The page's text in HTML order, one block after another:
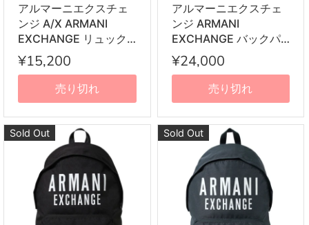
アルマーニエクスチェ
ンジ A/X ARMANI
EXCHANGE リュック
サック 952342 1P054
37735 バックパック デ
イパック ネイビー+ブ
ラック
¥15,200
売り切れ
アルマーニエクスチェ
ンジ ARMANI
EXCHANGE バックパ
ック 952083 CC012
00020 リュックサック
ブラック
¥24,000
売り切れ
Sold Out Sold Out